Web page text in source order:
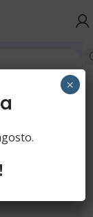
Allume di rocca×